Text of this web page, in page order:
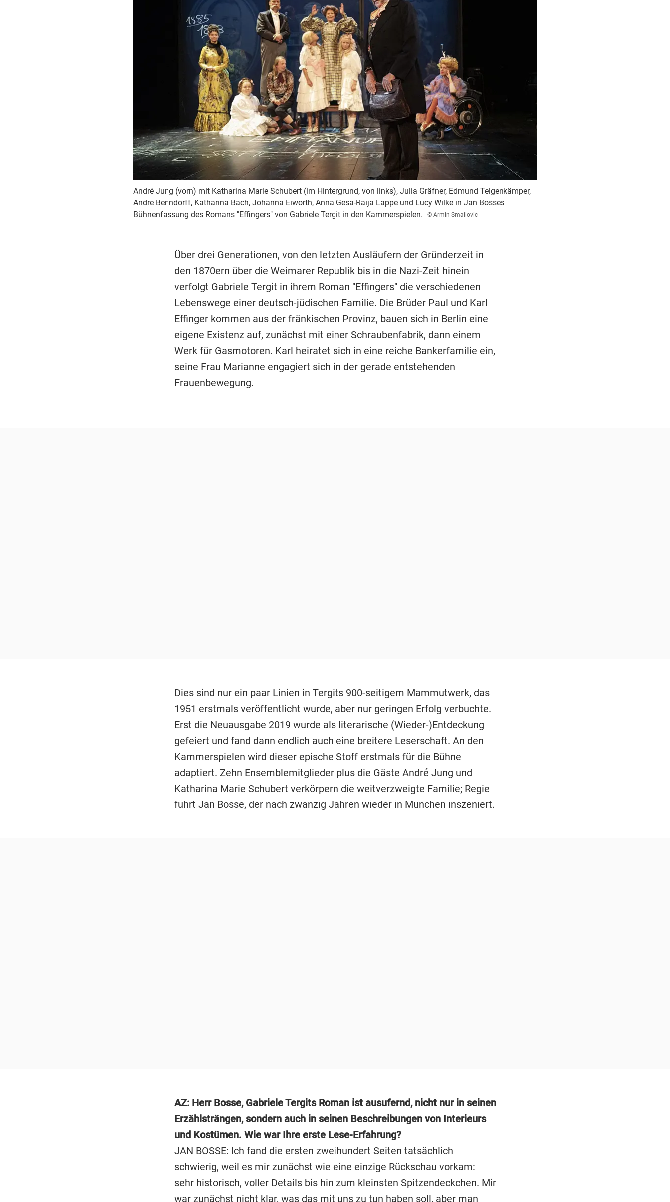
André Jung (vorn) mit Katharina Marie Schubert (im Hintergrund, von links), Julia Gräfner, Edmund Telgenkämper,
André Benndorff, Katharina Bach, Johanna Eiworth, Anna Gesa-Raija Lappe und Lucy Wilke in Jan Bosses
Bühnenfassung des Romans "Effingers" von Gabriele Tergit in den Kammerspielen.
© Armin Smailovic
Über drei Generationen, von den letzten Ausläufern der Gründerzeit in
den 1870ern über die Weimarer Republik bis in die Nazi-Zeit hinein
verfolgt Gabriele Tergit in ihrem Roman "Effingers" die verschiedenen
Lebenswege einer deutsch-jüdischen Familie. Die Brüder Paul und Karl
Effinger kommen aus der fränkischen Provinz, bauen sich in Berlin eine
eigene Existenz auf, zunächst mit einer Schraubenfabrik, dann einem
Werk für Gasmotoren. Karl heiratet sich in eine reiche Bankerfamilie ein,
seine Frau Marianne engagiert sich in der gerade entstehenden
Frauenbewegung.
Dies sind nur ein paar Linien in Tergits 900-seitigem Mammutwerk, das
1951 erstmals veröffentlicht wurde, aber nur geringen Erfolg verbuchte.
Erst die Neuausgabe 2019 wurde als literarische (Wieder-)Entdeckung
gefeiert und fand dann endlich auch eine breitere Leserschaft. An den
Kammerspielen wird dieser epische Stoff erstmals für die Bühne
adaptiert. Zehn Ensemblemitglieder plus die Gäste André Jung und
Katharina Marie Schubert verkörpern die weitverzweigte Familie; Regie
führt Jan Bosse, der nach zwanzig Jahren wieder in München inszeniert.
AZ: Herr Bosse, Gabriele Tergits Roman ist ausufernd, nicht nur in seinen
Erzählsträngen, sondern auch in seinen Beschreibungen von Interieurs
und Kostümen. Wie war Ihre erste Lese-Erfahrung?
JAN BOSSE: Ich fand die ersten zweihundert Seiten tatsächlich
schwierig, weil es mir zunächst wie eine einzige Rückschau vorkam:
sehr historisch, voller Details bis hin zum kleinsten Spitzendeckchen. Mir
war zunächst nicht klar, was das mit uns zu tun haben soll, aber man